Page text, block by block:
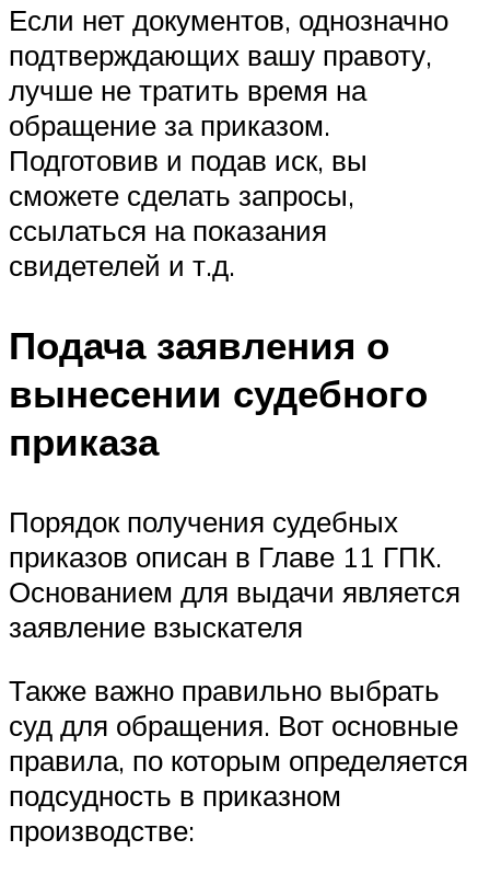
Если нет документов, однозначно
подтверждающих вашу правоту,
лучше не тратить время на
обращение за приказом.
Подготовив и подав иск, вы
сможете сделать запросы,
ссылаться на показания
свидетелей и т.д.
Подача заявления о
вынесении судебного
приказа
Порядок получения судебных
приказов описан в Главе 11 ГПК.
Основанием для выдачи является
заявление взыскателя
Также важно правильно выбрать
суд для обращения. Вот основные
правила, по которым определяется
подсудность в приказном
производстве: